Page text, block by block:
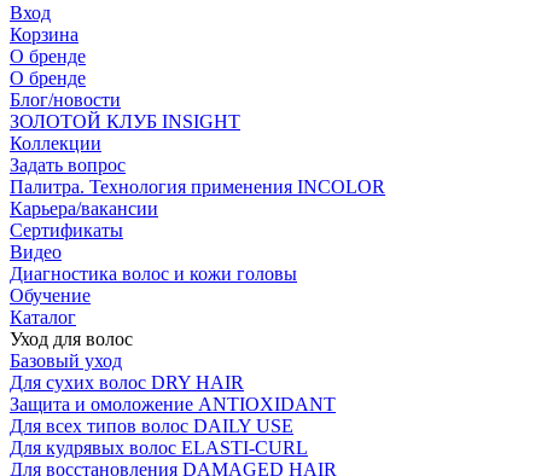
Вход
Корзина
О бренде
О бренде
Блог/новости
ЗОЛОТОЙ КЛУБ INSIGHT
Коллекции
Задать вопрос
Палитра. Технология применения INCOLOR
Карьера/вакансии
Сертификаты
Видео
Диагностика волос и кожи головы
Обучение
Каталог
Уход для волос
Базовый уход
Для сухих волос DRY HAIR
Защита и омоложение ANTIOXIDANT
Для всех типов волос DAILY USE
Для кудрявых волос ELASTI-CURL
Для восстановления DAMAGED HAIR